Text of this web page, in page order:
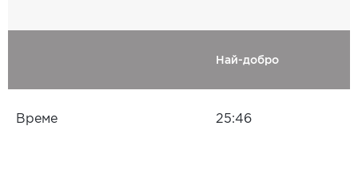
Най-добро
Време 25:46